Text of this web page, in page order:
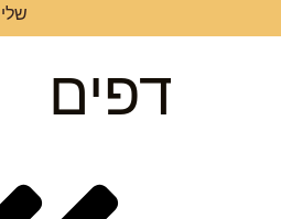
דפים